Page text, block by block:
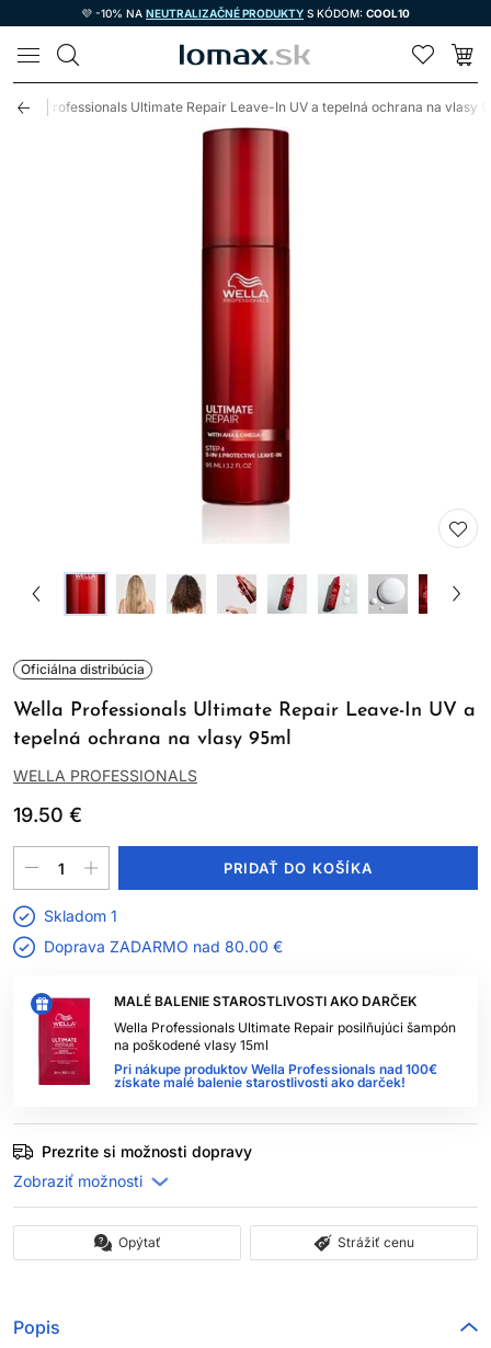
💜 -10% NA NEUTRALIZAČNÉ PRODUKTY S KÓDOM: COOL10
LOMAX
Wella Professionals Ultimate Repair Leave-In UV a tepelná ochrana na vlasy
Oficiálna distribúcia
Wella Professionals Ultimate Repair Leave-In UV a
tepelná ochrana na vlasy 95ml
WELLA PROFESSIONALS
19.50 €
MALÉ BALENIE STAROSTLIVOSTI AKO DARČEK
Wella Professionals Ultimate Repair posilňujúci šampón
na poškodené vlasy 15ml
Pri nákupe produktov Wella Professionals nad 100€
získate malé balenie starostlivosti ako darček!
PRIDAŤ DO KOŠÍKA
Skladom 1
Doprava ZADARMO nad 80.00 €
Prezrite si možnosti dopravy
Opýtať Strážiť cenu
Popis